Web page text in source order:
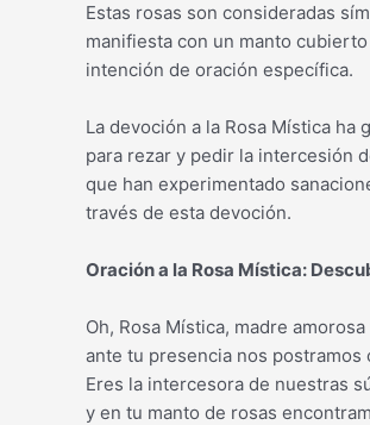
Estas rosas son consideradas
manifiesta con un manto
intención de oración específica.
La devoción a la Rosa Mística
para rezar y pedir la intercesión
que han experimentado
través de esta devoción.
Oración a la Rosa Mística:
Oh, Rosa Mística, madre
ante tu presencia nos postramos
Eres la intercesora de nuestras
y en tu manto de rosas